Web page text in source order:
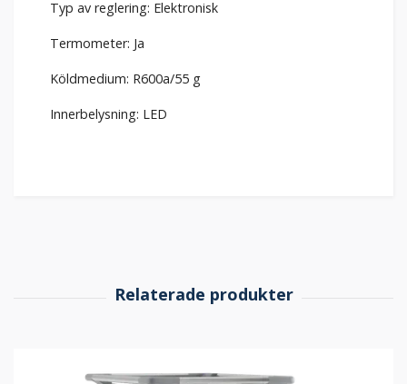
Typ av reglering: Elektronisk
Termometer: Ja
Köldmedium: R600a/55 g
Innerbelysning: LED